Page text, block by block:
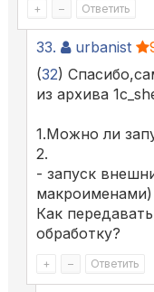
+ – Ответить
33. urbanist
(32)
из архива
1.Можно ли
2.
- запуск
макроименами)
Как
обработку?
+ – Ответить